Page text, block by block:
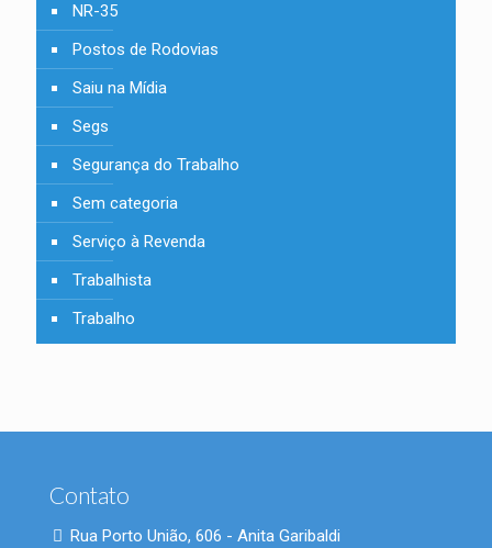
NR-35
Postos de Rodovias
Saiu na Mídia
Segs
Segurança do Trabalho
Sem categoria
Serviço à Revenda
Trabalhista
Trabalho
Contato
Rua Porto União, 606 - Anita Garibaldi